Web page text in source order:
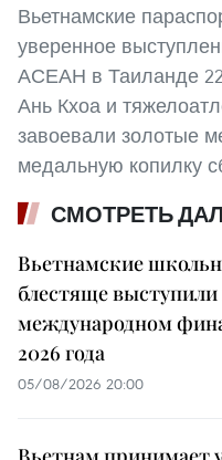
Вьетнамские
уверенное
АСЕАН в Таиланде
Ань Кхоа и
завоевали золотые
медальную копилку
СМОТРЕТЬ
Вьетнамские
блестяще выступили
международном
2026 года
05/08/2026 20:00